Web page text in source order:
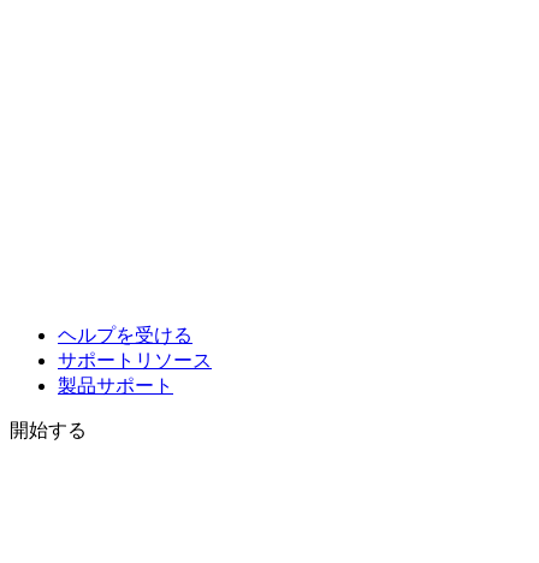
ヘルプを受ける
サポートリソース
製品サポート
開始する